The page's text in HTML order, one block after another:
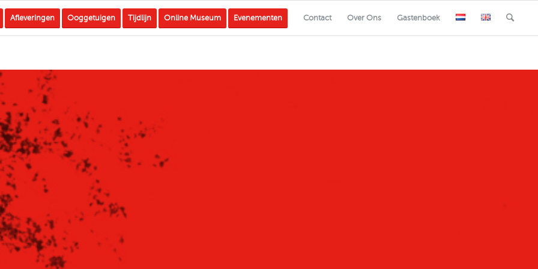
Afleveringen Ooggetuigen Tijdlijn Online Museum Evenementen Contact Over Ons Gastenboek